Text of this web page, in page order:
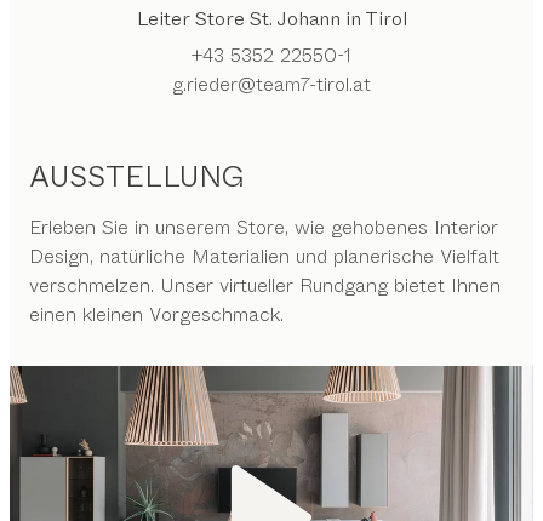
Leiter Store St. Johann in Tirol
+43 5352 22550-1
g.rieder@team7-tirol.at
AUSSTELLUNG
Erleben Sie in unserem Store, wie gehobenes Interior
Design, natürliche Materialien und planerische Vielfalt
verschmelzen. Unser virtueller Rundgang bietet Ihnen
einen kleinen Vorgeschmack.